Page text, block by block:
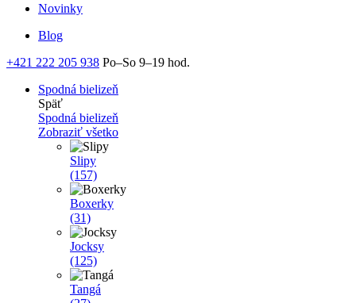
Novinky
Blog
+421 222 205 938 Po–So 9–19 hod.
Spodná bielizeň
Späť
Spodná bielizeň
Zobraziť všetko
Slipy
(157)
Boxerky
(31)
Jocksy
(125)
Tangá